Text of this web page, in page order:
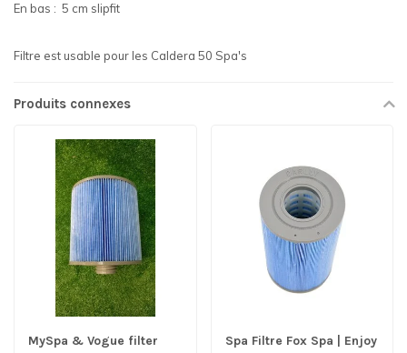
En bas : 5 cm slipfit
Filtre est usable pour les Caldera 50 Spa's
Produits connexes
MySpa & Vogue filter
Spa Filtre Fox Spa | Enjoy